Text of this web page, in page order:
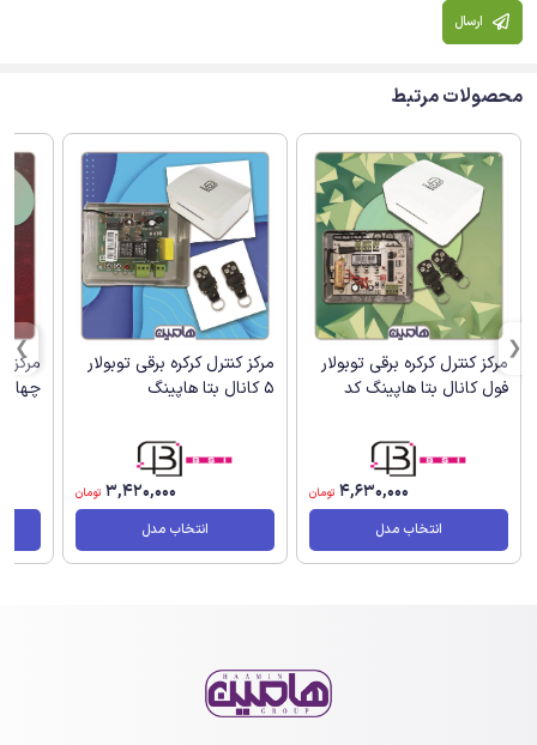
ارسال
محصولات مرتبط
مرکز کنترل کرکره برقی توبولار
فول کانال بتا هاپینگ کد
4,630,000 تومان
انتخاب مدل
مرکز کنترل کرکره برقی توبولار
5 کانال بتا هاپینگ
3,420,000 تومان
انتخاب مدل
مرکز
چهار